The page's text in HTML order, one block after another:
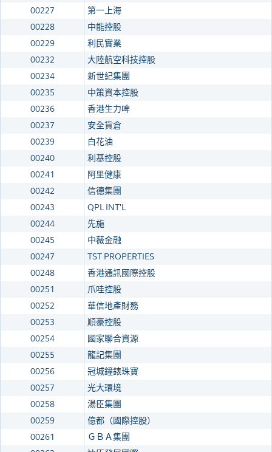
00227
第一上海
00228
中能控股
00229
利民實業
00232
大陸航空科技控股
00234
新世紀集團
00235
中策資本控股
00236
香港生力啤
00237
安全貨倉
00239
白花油
00240
利基控股
00241
阿里健康
00242
信德集團
00243
QPL INT'L
00244
先施
00245
中薇金融
00247
TST PROPERTIES
00248
香港通訊國際控股
00251
爪哇控股
00252
華信地產財務
00253
順豪控股
00254
國家聯合資源
00255
龍記集團
00256
冠城鐘錶珠寶
00257
光大環境
00258
湯臣集團
00259
億都（國際控股）
00261
ＧＢＡ集團